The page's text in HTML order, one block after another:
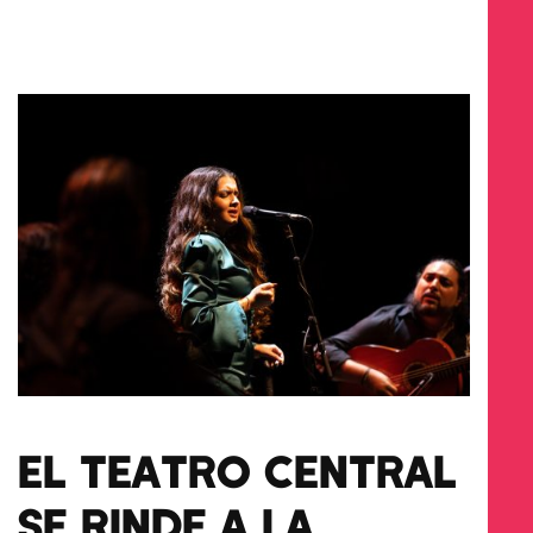
EL TEATRO CENTRAL